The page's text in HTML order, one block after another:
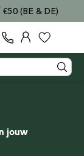
jouw